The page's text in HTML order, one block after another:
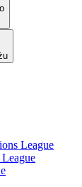
League